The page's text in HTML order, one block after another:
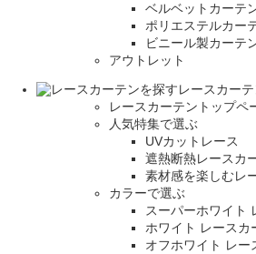
ベルベットカーテ
ポリエステルカー
ビニール製カーテ
アウトレット
レースカーテ
レースカーテントップペ
人気特集で選ぶ
UVカットレース
遮熱断熱レースカ
素材感を楽しむレ
カラーで選ぶ
スーパーホワイト
ホワイト レースカ
オフホワイト レー